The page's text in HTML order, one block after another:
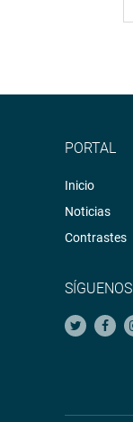
PORTAL
Inicio
Noticias
Contrastes
SÍGUENOS